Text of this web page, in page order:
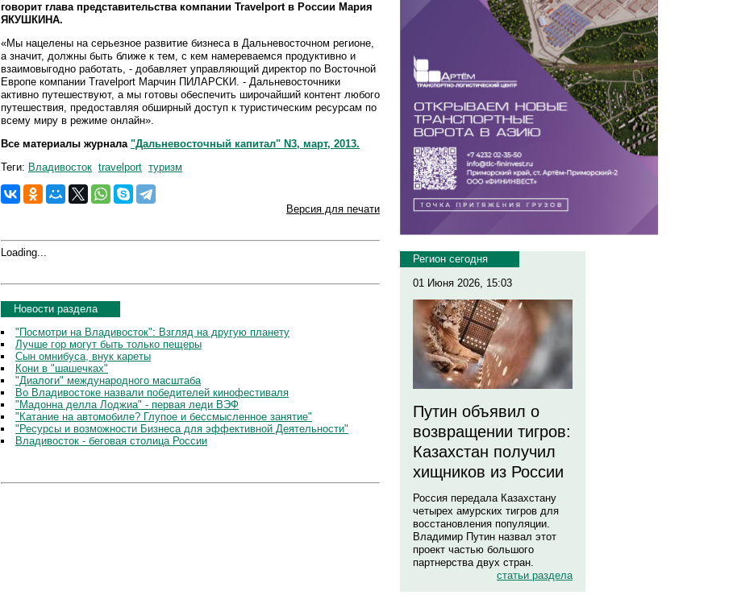
говорит глава представительства компании Travelport в России Мария
ЯКУШКИНА.
«Мы нацелены на серьезное развитие бизнеса в Дальневосточном регионе,
а значит, должны быть ближе к тем, с кем намереваемся продуктивно и
взаимовыгодно работать, - добавляет управляющий директор по Восточной
Европе компании Travelport Марчин ПИЛАРСКИ. - Дальневосточники
активно путешествуют, а мы готовы обеспечить широчайший контент любого
путешествия, предоставляя обширный доступ к туристическим ресурсам по
всему миру в режиме онлайн».
Все материалы журнала "Дальневосточный капитал" N3, март, 2013.
Теги: Владивосток travelport туризм
Версия для печати
Loading...
Новости раздела
"Посмотри на Владивосток": Взгляд на другую планету
Лучше гор могут быть только пещеры
Сын омнибуса, внук кареты
Кони в "шашечках"
"Диалоги" международного масштаба
Во Владивостоке назвали победителей кинофестиваля
"Мадонна делла Лоджиа" - первая леди ВЭФ
"Катание на автомобиле? Глупое и бессмысленное занятие"
"Ресурсы и возможности Бизнеса для эффективной Деятельности"
Владивосток - беговая столица России
Регион сегодня
01 Июня 2026, 15:03
Путин объявил о
возвращении тигров:
Казахстан получил
хищников из России
Россия передала Казахстану
четырех амурских тигров для
восстановления популяции.
Владимир Путин назвал этот
проект частью большого
партнерства двух стран.
статьи раздела